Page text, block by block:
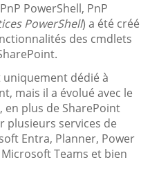
PowerShell, PnP
PowerShell) a été créé
des cmdlets
dédié à
mais il a évolué avec le
en plus de SharePoint
plusieurs services de
Entra, Planner, Power
Teams et bien